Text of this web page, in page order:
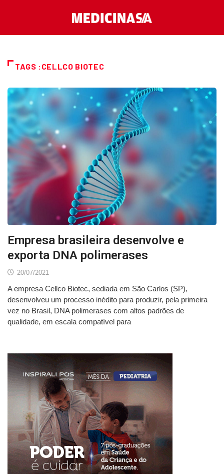
TAGS :CELLCO BIOTEC
Empresa brasileira desenvolve e
exporta DNA polimerases
20/07/2021
A empresa Cellco Biotec, sediada em São Carlos (SP),
desenvolveu um processo inédito para produzir, pela primeira
vez no Brasil, DNA polimerases com altos padrões de
qualidade, em escala compatível para